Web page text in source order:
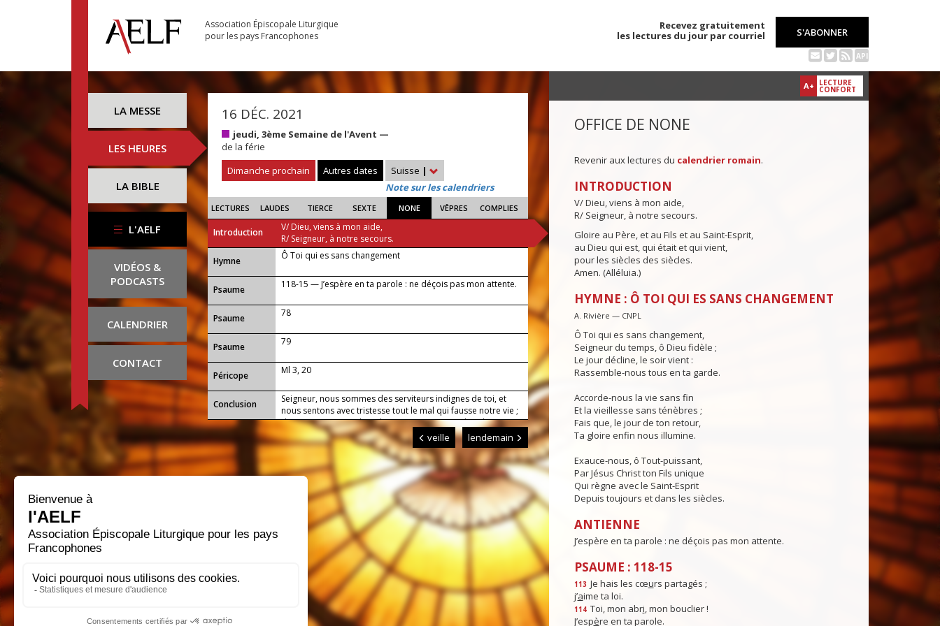
Association Épiscopale Liturgique
pour les pays Francophones
Recevez gratuitement
les lectures du jour par courriel
S'ABONNER
API
LA MESSE
LES HEURES
LA BIBLE
L'AELF
VIDÉOS &
PODCASTS
CALENDRIER
CONTACT
16 DÉC. 2021
jeudi, 3ème Semaine de l'Avent —
de la férie
Dimanche prochain
Autres dates Suisse |
Note sur les calendriers
LECTURES LAUDES TIERCE SEXTE NONE VÊPRES COMPLIES
Introduction
V/ Dieu, viens à mon aide,
R/ Seigneur, à notre secours.
...
Hymne Ô Toi qui es sans changement
Psaume 118-15 — J’espère en ta parole : ne déçois pas mon attente.
Psaume 78
Psaume 79
Péricope Ml 3, 20
Conclusion
Seigneur, nous sommes des serviteurs indignes de toi, et
nous sentons avec tristesse tout le mal qui fausse notre vie ;
donne-nous cependant de trouver notre joie dans la
naissance de ton Fils, car il vient pour nous sauver. Lui qui
règne.
veille lendemain
A+ LECTURE
CONFORT
OFFICE DE NONE
Revenir aux lectures du calendrier romain.
INTRODUCTION
V/ Dieu, viens à mon aide,
R/ Seigneur, à notre secours.
Gloire au Père, et au Fils et au Saint-Esprit,
au Dieu qui est, qui était et qui vient,
pour les siècles des siècles.
Amen. (Alléluia.)
HYMNE : Ô TOI QUI ES SANS CHANGEMENT
A. Rivière — CNPL
Ô Toi qui es sans changement,
Seigneur du temps, ô Dieu fidèle ;
Le jour décline, le soir vient :
Rassemble-nous tous en ta garde.
Accorde-nous la vie sans fin
Et la vieillesse sans ténèbres ;
Fais que, le jour de ton retour,
Ta gloire enfin nous illumine.
Exauce-nous, ô Tout-puissant,
Par Jésus Christ ton Fils unique
Qui règne avec le Saint-Esprit
Depuis toujours et dans les siècles.
ANTIENNE
J’espère en ta parole : ne déçois pas mon attente.
PSAUME : 118-15
113 Je hais les cœurs partagés ;
j’aime ta loi.
114 Toi, mon abri, mon bouclier !
J’espère en ta parole.